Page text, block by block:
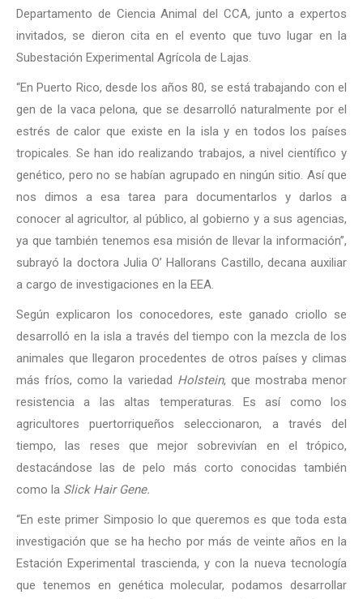
Departamento de Ciencia Animal del CCA, junto a expertos
invitados, se dieron cita en el evento que tuvo lugar en la
Subestación Experimental Agrícola de Lajas.
“En Puerto Rico, desde los años 80, se está trabajando con el
gen de la vaca pelona, que se desarrolló naturalmente por el
estrés de calor que existe en la isla y en todos los países
tropicales. Se han ido realizando trabajos, a nivel científico y
genético, pero no se habían agrupado en ningún sitio. Así que
nos dimos a esa tarea para documentarlos y darlos a
conocer al agricultor, al público, al gobierno y a sus agencias,
ya que también tenemos esa misión de llevar la información”,
subrayó la doctora Julia O’ Hallorans Castillo, decana auxiliar
a cargo de investigaciones en la EEA.
Según explicaron los conocedores, este ganado criollo se
desarrolló en la isla a través del tiempo con la mezcla de los
animales que llegaron procedentes de otros países y climas
más fríos, como la variedad Holstein, que mostraba menor
resistencia a las altas temperaturas. Es así como los
agricultores puertorriqueños seleccionaron, a través del
tiempo, las reses que mejor sobrevivían en el trópico,
destacándose las de pelo más corto conocidas también
como la Slick Hair Gene.
“En este primer Simposio lo que queremos es que toda esta
investigación que se ha hecho por más de veinte años en la
Estación Experimental trascienda, y con la nueva tecnología
que tenemos en genética molecular, podamos desarrollar